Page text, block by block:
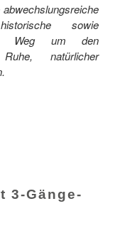
sowie
Weg um den
natürlicher
3-Gänge-